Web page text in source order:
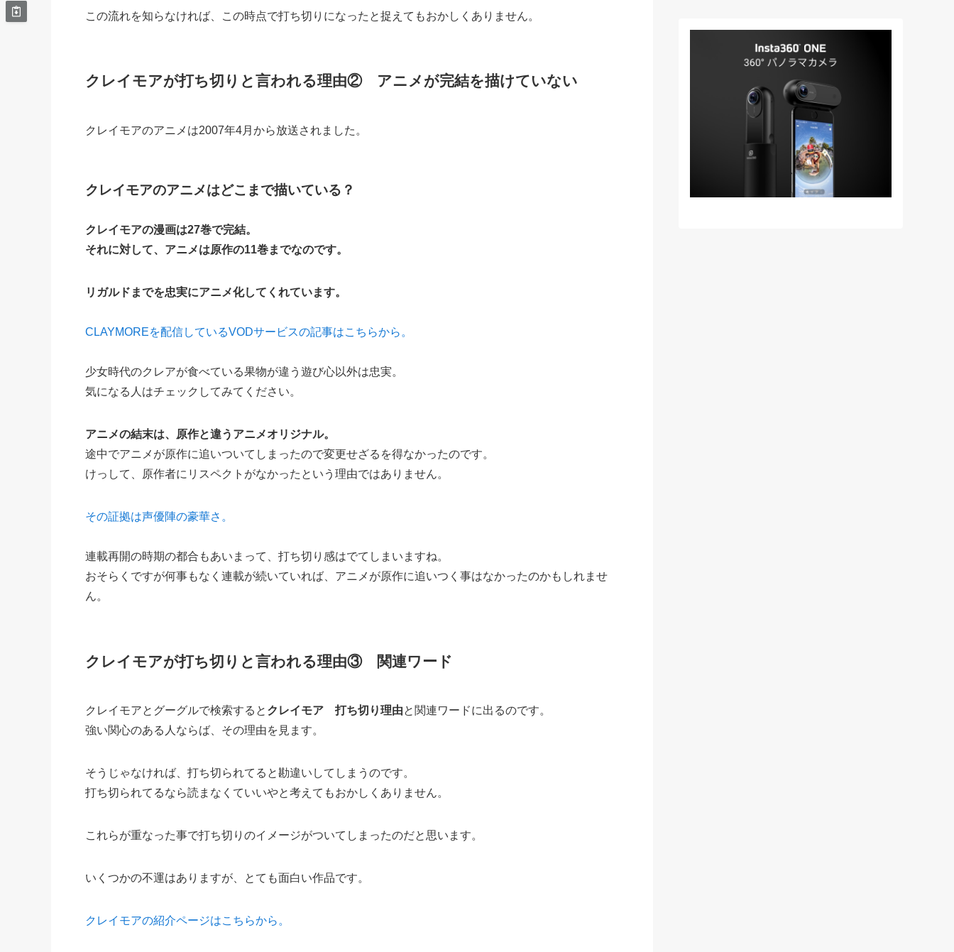
この流れを知らなければ、この時点で打ち切りになったと捉えてもおかしくありません。
クレイモアが打ち切りと言われる理由② アニメが完結を描けていない
クレイモアのアニメは2007年4月から放送されました。
クレイモアのアニメはどこまで描いている？
クレイモアの漫画は27巻で完結。
それに対して、アニメは原作の11巻までなのです。
リガルドまでを忠実にアニメ化してくれています。
CLAYMOREを配信しているVODサービスの記事はこちらから。
少女時代のクレアが食べている果物が違う遊び心以外は忠実。
気になる人はチェックしてみてください。
アニメの結末は、原作と違うアニメオリジナル。
途中でアニメが原作に追いついてしまったので変更せざるを得なかったのです。
けっして、原作者にリスペクトがなかったという理由ではありません。
その証拠は声優陣の豪華さ。
連載再開の時期の都合もあいまって、打ち切り感はでてしまいますね。
おそらくですが何事もなく連載が続いていれば、アニメが原作に追いつく事はなかったのかもしれませ
ん。
クレイモアが打ち切りと言われる理由③ 関連ワード
クレイモアとグーグルで検索すると クレイモア 打ち切り理由と関連ワードに出るのです。
強い関心のある人ならば、その理由を見ます。
そうじゃなければ、打ち切られてると勘違いしてしまうのです。
打ち切られてるなら読まなくていいやと考えてもおかしくありません。
これらが重なった事で打ち切りのイメージがついてしまったのだと思います。
いくつかの不運はありますが、とても面白い作品です。
クレイモアの紹介ページはこちらから。